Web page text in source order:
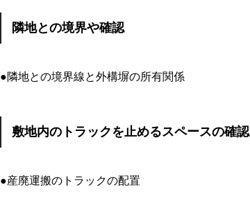
隣地との境界や確認
●隣地との境界線と外構塀の所有関係
敷地内のトラックを止めるスペースの確認
●産廃運搬のトラックの配置